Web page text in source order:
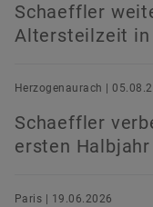
Schaeffler
Altersteilzeit in
Herzogenaurach |
Schaeffler
ersten Halbjahr
Paris | 19.06.2026